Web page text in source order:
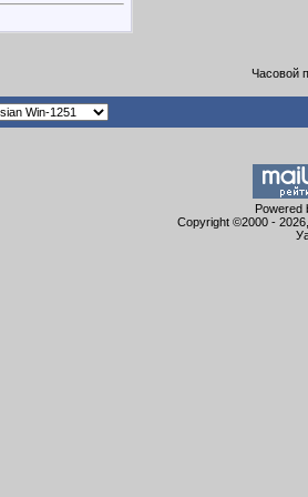
Часовой
Powered
Copyright ©2000 -